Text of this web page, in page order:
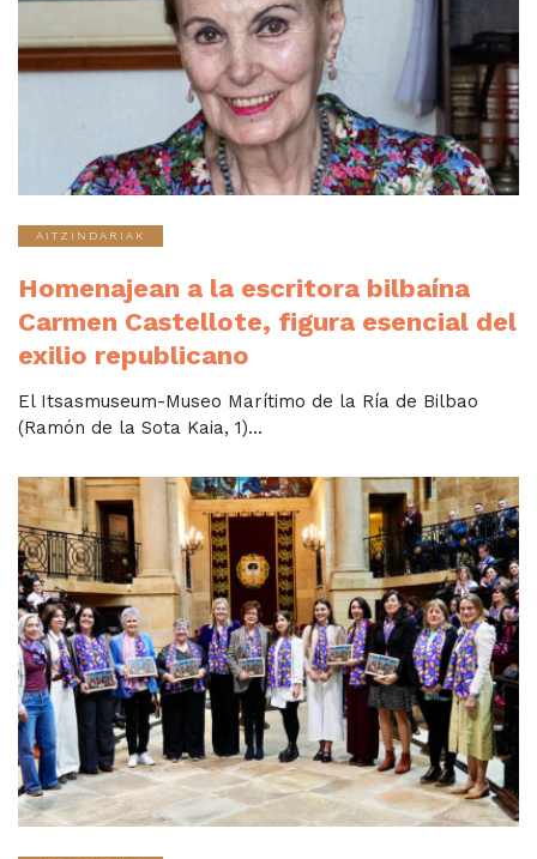
AITZINDARIAK
Homenajean a la escritora bilbaína
Carmen Castellote, figura esencial del
exilio republicano
El Itsasmuseum-Museo Marítimo de la Ría de Bilbao
(Ramón de la Sota Kaia, 1)...